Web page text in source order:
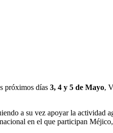
próximos días 3, 4 y 5 de Mayo,
a su vez apoyar la actividad
en el que participan